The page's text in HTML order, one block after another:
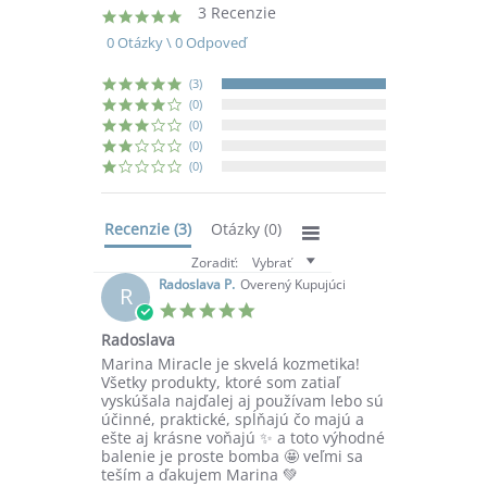
5.0
star
rating
3 Recenzie
0 Otázky \ 0 Odpoveď
(3)
(0)
(0)
(0)
(0)
Recenzie (3) Otázky (0)
Zoradiť: Vybrať
R Radoslava P. Overený Kupujúci
5.0
Radoslava
Review
by
Radoslava
P.
on
10
Jan
review
stating
Radoslava
Marina Miracle je skvelá kozmetika!
Všetky produkty, ktoré som zatiaľ
vyskúšala najďalej aj používam lebo sú
účinné, praktické, spĺňajú čo majú a
ešte aj krásne voňajú ✨ a toto výhodné
balenie je proste bomba 🤩 veľmi sa
teším a ďakujem Marina 💚